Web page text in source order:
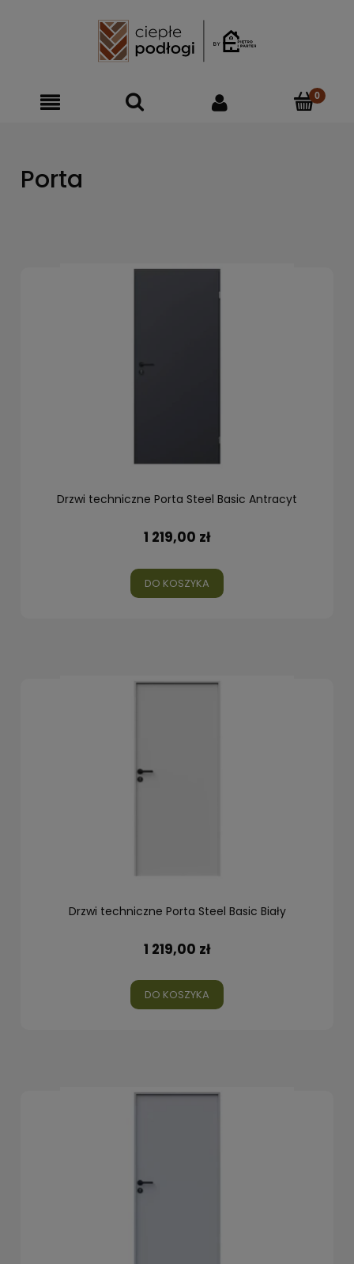
Porta
Drzwi techniczne Porta Steel Basic Antracyt
1 219,00 zł
DO KOSZYKA
Drzwi techniczne Porta Steel Basic Biały
1 219,00 zł
DO KOSZYKA